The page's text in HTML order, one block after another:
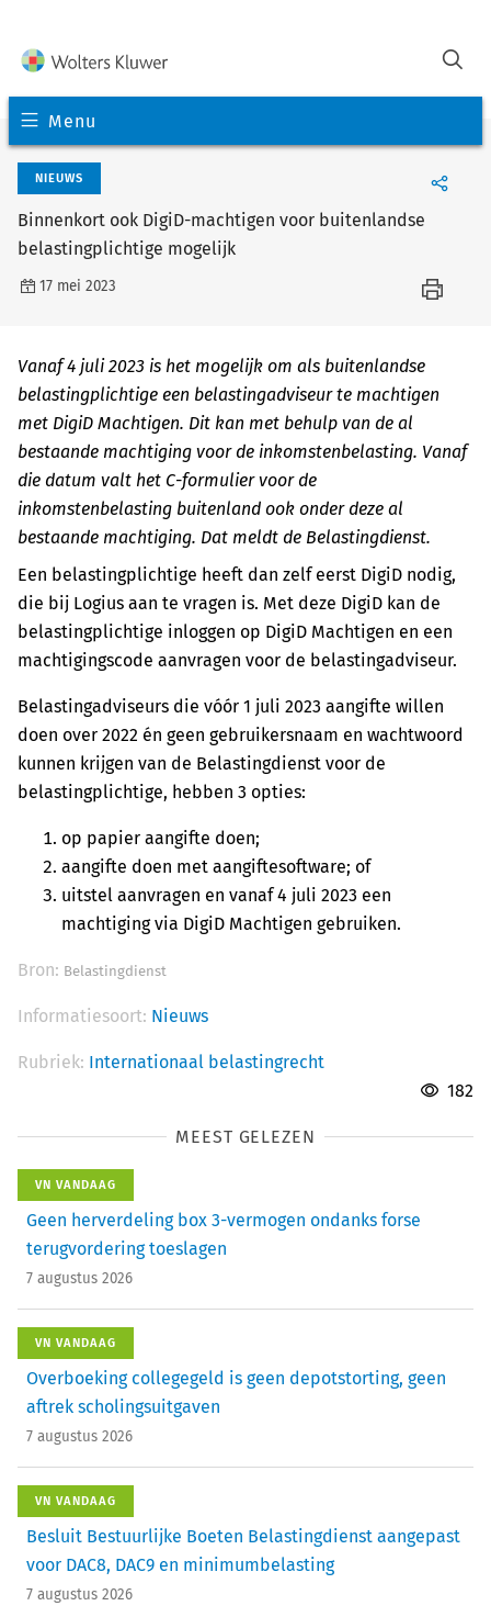
Menu
NIEUWS
Binnenkort ook DigiD-machtigen voor buitenlandse
belastingplichtige mogelijk
17 mei 2023
Vanaf 4 juli 2023 is het mogelijk om als buitenlandse
belastingplichtige een belastingadviseur te machtigen
met DigiD Machtigen. Dit kan met behulp van de al
bestaande machtiging voor de inkomstenbelasting. Vanaf
die datum valt het C-formulier voor de
inkomstenbelasting buitenland ook onder deze al
bestaande machtiging. Dat meldt de Belastingdienst.
Een belastingplichtige heeft dan zelf eerst DigiD nodig,
die bij Logius aan te vragen is. Met deze DigiD kan de
belastingplichtige inloggen op DigiD Machtigen en een
machtigingscode aanvragen voor de belastingadviseur.
Belastingadviseurs die vóór 1 juli 2023 aangifte willen
doen over 2022 én geen gebruikersnaam en wachtwoord
kunnen krijgen van de Belastingdienst voor de
belastingplichtige, hebben 3 opties:
op papier aangifte doen;
aangifte doen met aangiftesoftware; of
uitstel aanvragen en vanaf 4 juli 2023 een
machtiging via DigiD Machtigen gebruiken.
Bron: Belastingdienst
Informatiesoort: Nieuws
Rubriek: Internationaal belastingrecht
182
MEEST GELEZEN
VN VANDAAG
Geen herverdeling box 3-vermogen ondanks forse
terugvordering toeslagen
7 augustus 2026
VN VANDAAG
Overboeking collegegeld is geen depotstorting, geen
aftrek scholingsuitgaven
7 augustus 2026
VN VANDAAG
Besluit Bestuurlijke Boeten Belastingdienst aangepast
voor DAC8, DAC9 en minimumbelasting
7 augustus 2026